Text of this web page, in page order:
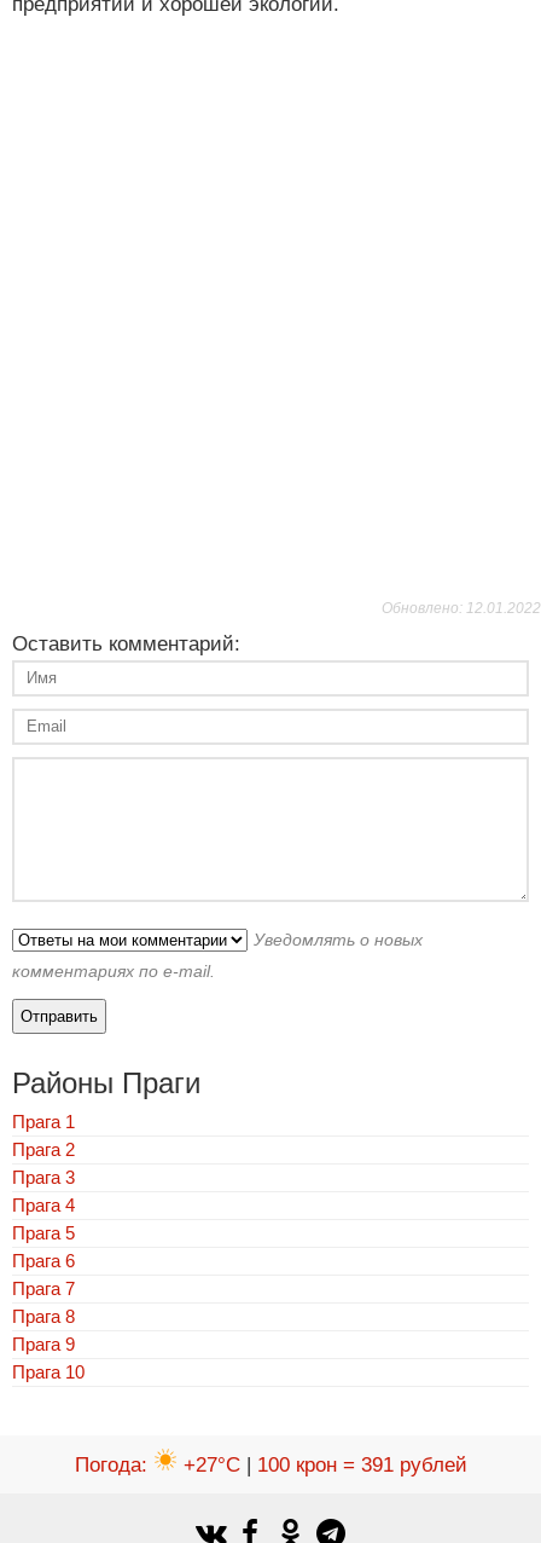
Обновлено: 12.01.2022
Оставить комментарий:
Уведомлять о новых
комментариях по e-mail.
Районы Праги
Прага 1
Прага 2
Прага 3
Прага 4
Прага 5
Прага 6
Прага 7
Прага 8
Прага 9
Прага 10
Погода: +27°C| 100 крон = 391 рублей